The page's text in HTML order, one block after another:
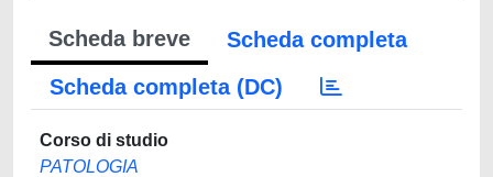
Scheda breve
Scheda completa
Scheda completa (DC)
Corso di studio
PATOLOGIA